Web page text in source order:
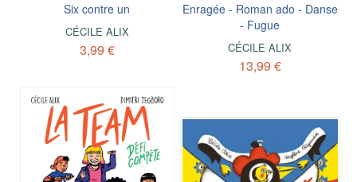
Six contre un
CÉCILE ALIX
3,99 €
Enragée - Roman ado - Danse
- Fugue
CÉCILE ALIX
13,99 €